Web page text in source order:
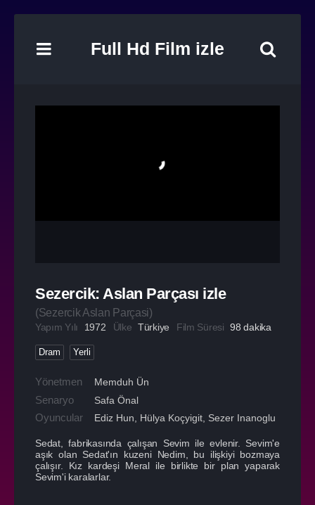
Full Hd Film izle
Sezercik: Aslan Parçası izle
(Sezercik Aslan Parçasi)
Yapım Yılı 1972 Ülke Türkiye Film Süresi 98 dakika
Dram Yerli
Yönetmen Memduh Ün
Senaryo Safa Önal
Oyuncular Ediz Hun Hülya Koçyigit Sezer Inanoglu
Sedat, fabrikasında çalışan Sevim ile evlenir. Sevim'e
aşık olan Sedat'ın kuzeni Nedim, bu ilişkiyi bozmaya
çalışır. Kız kardeşi Meral ile birlikte bir plan yaparak
Sevim'i karalarlar.